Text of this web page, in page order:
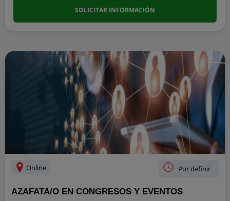
SOLICITAR INFORMACIÓN
Online Por definir
AZAFATA/O EN CONGRESOS Y EVENTOS